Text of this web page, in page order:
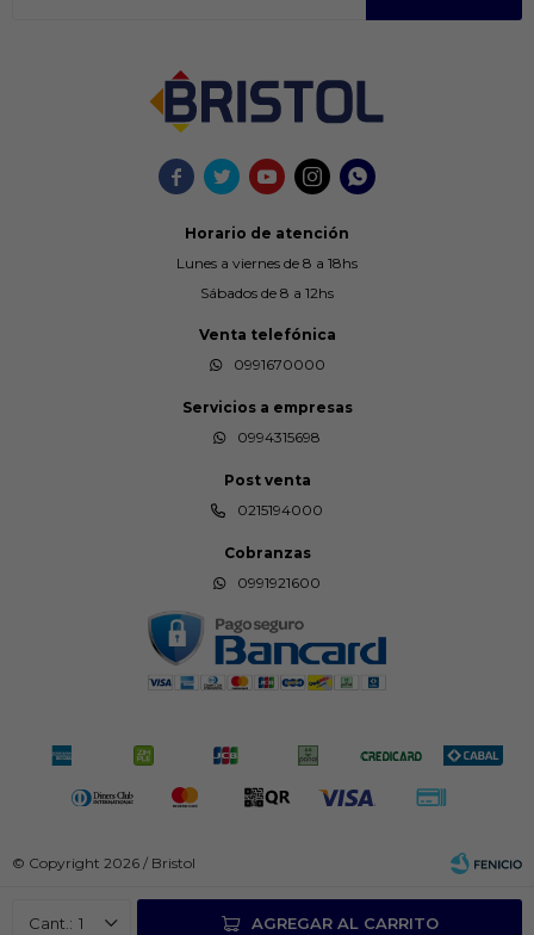
1 AGREGAR AL CARRITO
    
Horario de atención
Lunes a viernes de 8 a 18hs
Sábados de 8 a 12hs
Venta telefónica
0991670000
Servicios a empresas
0994315698
Post venta
0215194000
Cobranzas
0991921600
© Copyright 2026 / Bristol